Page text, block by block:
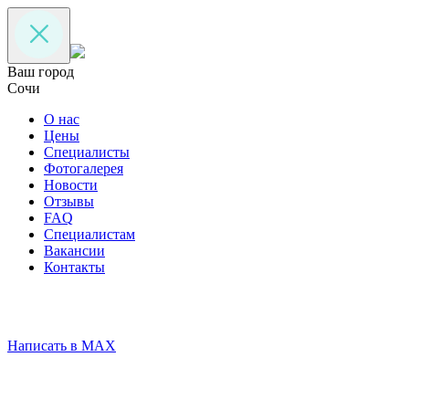
Ваш город
Сочи
О нас
Цены
Специалисты
Фотогалерея
Новости
Отзывы
FAQ
Специалистам
Вакансии
Контакты
Написать в MAX